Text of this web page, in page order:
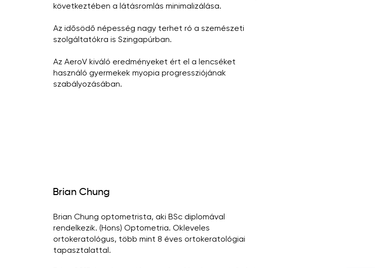
következtében a látásromlás minimalizálása.
Az idősödő népesség nagy terhet ró a szemészeti
szolgáltatókra is Szingapúrban.
Az AeroV kiváló eredményeket ért el a lencséket
használó gyermekek myopia progressziójának
szabályozásában.
Brian Chung
Brian Chung optometrista, aki BSc diplomával
rendelkezik. (Hons) Optometria. Okleveles
ortokeratológus, több mint 8 éves ortokeratológiai
tapasztalattal.